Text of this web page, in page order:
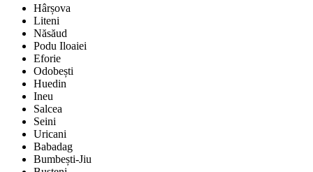
Hârșova
Liteni
Năsăud
Podu Iloaiei
Eforie
Odobești
Huedin
Ineu
Salcea
Seini
Uricani
Babadag
Bumbești-Jiu